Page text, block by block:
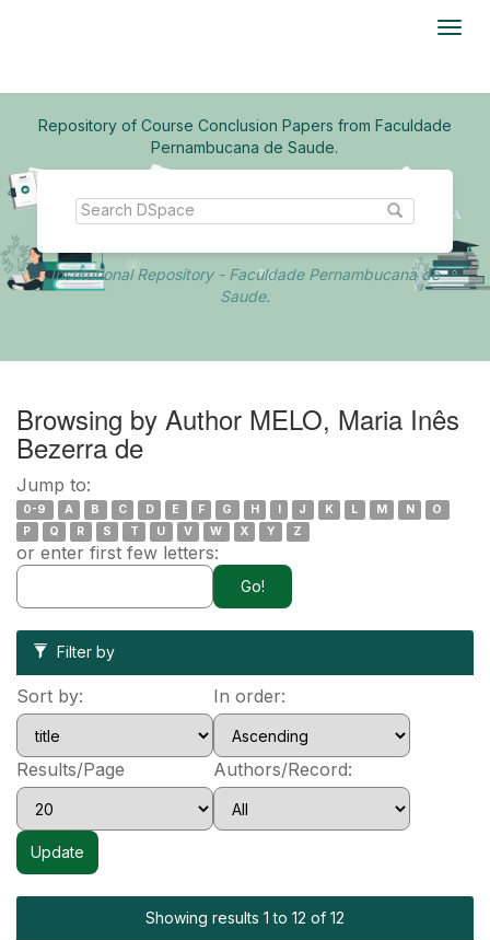
Repository of Course Conclusion Papers from Faculdade
Pernambucana de Saude.
Institutional Repository - Faculdade Pernambucana de
Saude.
Browsing by Author MELO, Maria Inês
Bezerra de
Jump to:
0-9 A B C D E F G H I J K L M N
O
P
Q R S T U V W X Y Z
or enter first few letters:
Filter by
Sort by: In order:
Results/Page Authors/Record:
Showing results 1 to 12 of 12